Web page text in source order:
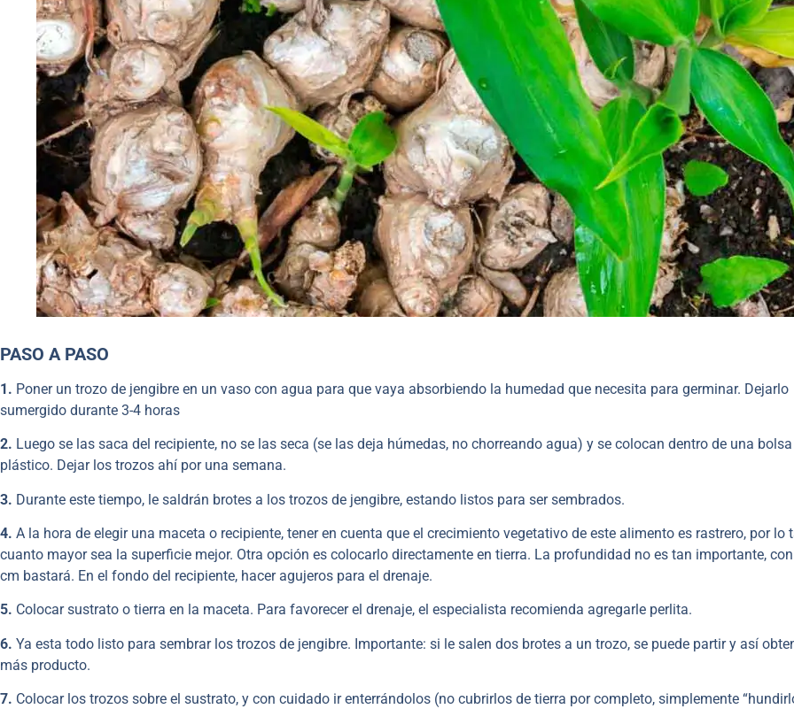
PASO A PASO
1. Poner un trozo de jengibre en un vaso con agua para que vaya absorbiendo la humedad que necesita para germinar. Dejarlo
sumergido durante 3-4 horas
2. Luego se las saca del recipiente, no se las seca (se las deja húmedas, no chorreando agua) y se colocan dentro de una
plástico. Dejar los trozos ahí por una semana.
3. Durante este tiempo, le saldrán brotes a los trozos de jengibre, estando listos para ser sembrados.
4. A la hora de elegir una maceta o recipiente, tener en cuenta que el crecimiento vegetativo de este alimento es rastrero, por lo
cuanto mayor sea la superficie mejor. Otra opción es colocarlo directamente en tierra. La profundidad no es tan importante,
cm bastará. En el fondo del recipiente, hacer agujeros para el drenaje.
5. Colocar sustrato o tierra en la maceta. Para favorecer el drenaje, el especialista recomienda agregarle perlita.
6. Ya esta todo listo para sembrar los trozos de jengibre. Importante: si le salen dos brotes a un trozo, se puede partir y así
más producto.
7. Colocar los trozos sobre el sustrato, y con cuidado ir enterrándolos (no cubrirlos de tierra por completo, simplemente